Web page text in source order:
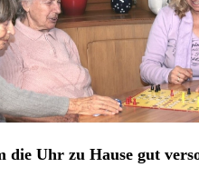
die Uhr zu Hause gut